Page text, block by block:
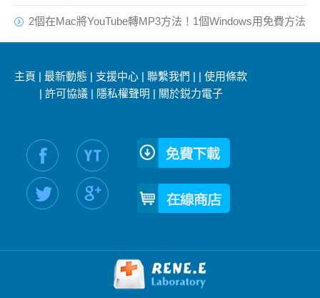
2個在Mac將YouTube轉MP3方法！1個Windows用免費方法
主頁 |最新動態 | 支援中心 |聯繫我們 | |使用條款
| 許可協議| 隱私權聲明 | 關於鋭力電子
社交媒體信息：